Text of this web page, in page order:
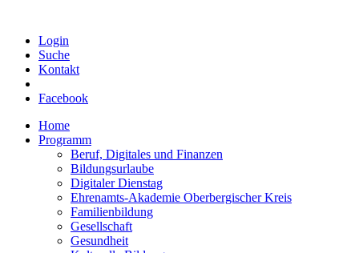
Login
Suche
Kontakt
Facebook
Home
Programm
Beruf, Digitales und Finanzen
Bildungsurlaube
Digitaler Dienstag
Ehrenamts-Akademie Oberbergischer Kreis
Familienbildung
Gesellschaft
Gesundheit